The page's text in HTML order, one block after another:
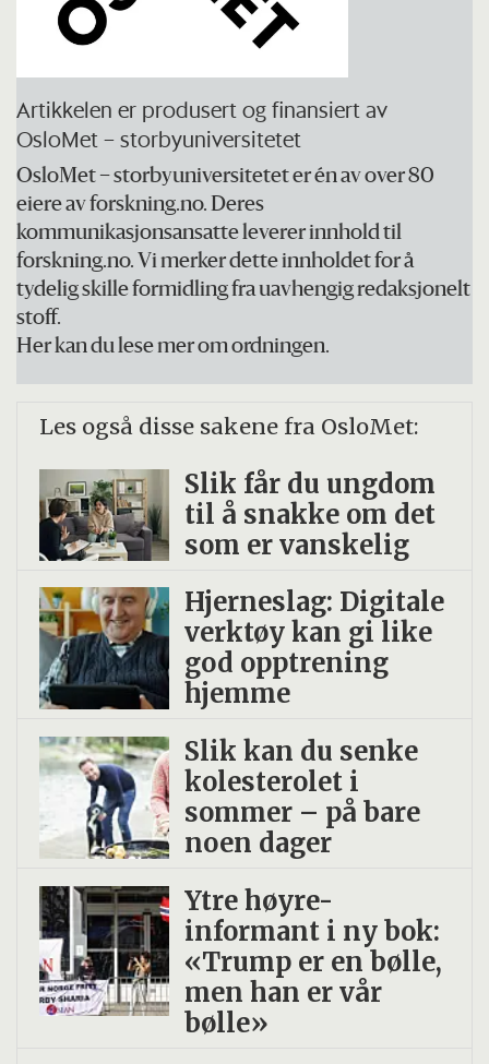
forberede endringer som kan gi bedre
måloppnåelse på et budsjettområde.
Gjennomgangen av helserelaterte ytelser
er todelt: Del 1 kartlegger og
oppsummerer kunnskap. Del 2 foreslår
tiltak.
Oppdraget er gitt av
Finansdepartementet og Arbeids- og
inkluderingsdepartementet.
Artikkelen er produsert og finansiert av
OsloMet – storbyuniversitetet
OsloMet – storbyuniversitetet er én av over 80
eiere av forskning.no. Deres
kommunikasjonsansatte leverer innhold til
forskning.no. Vi merker dette innholdet for å
tydelig skille formidling fra uavhengig redaksjonelt
stoff.
Her kan du lese mer om ordningen.
Les også disse sakene fra OsloMet:
Slik får du ungdom
til å snakke om det
som er vanskelig
Hjerneslag: Digitale
verktøy kan gi like
god opptrening
hjemme
Slik kan du senke
kolesterolet i
sommer – på bare
noen dager
Ytre høyre-
informant i ny bok:
«Trump er en bølle,
men han er vår
bølle»